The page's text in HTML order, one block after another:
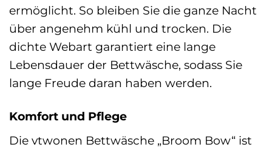
ermöglicht. So bleiben Sie die ganze Nacht
über angenehm kühl und trocken. Die
dichte Webart garantiert eine lange
Lebensdauer der Bettwäsche, sodass Sie
lange Freude daran haben werden.
Komfort und Pflege
Die vtwonen Bettwäsche „Broom Bow“ ist